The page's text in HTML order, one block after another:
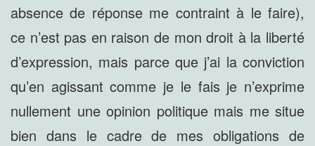
absence de réponse me contraint à le faire),
ce n’est pas en raison de mon droit à la liberté
d’expression, mais parce que j’ai la conviction
qu’en agissant comme je le fais je n’exprime
nullement une opinion politique mais me situe
bien dans le cadre de mes obligations de